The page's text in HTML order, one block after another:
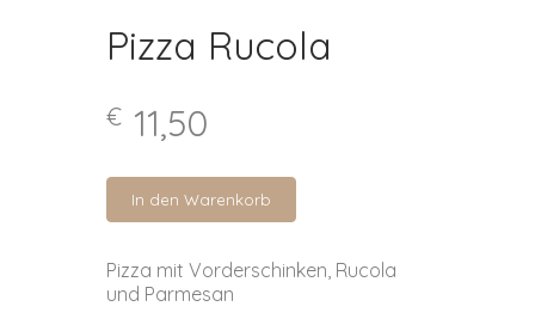
Pizza Rucola
€ 11,50
In den Warenkorb
Pizza mit Vorderschinken, Rucola
und Parmesan